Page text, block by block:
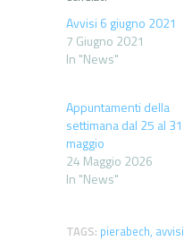
Avvisi 6 giugno 2021
7 Giugno 2021
In "News"
Appuntamenti della
settimana dal 25 al 31
maggio
24 Maggio 2026
In "News"
TAGS: pierabech, avvisi